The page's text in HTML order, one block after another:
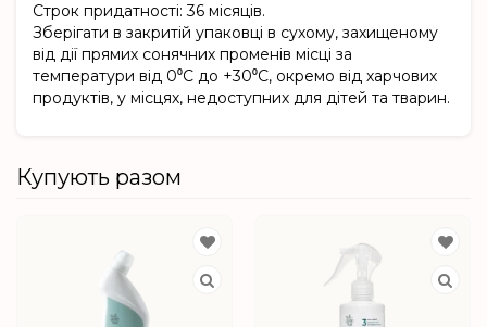
Строк придатності: 36 місяців.
Зберігати в закритій упаковці в сухому, захищеному
від дії прямих сонячних променів місці за
температури від 0⁰C до +30⁰C, окремо від харчових
продуктів, у місцях, недоступних для дітей та тварин.
Купують разом